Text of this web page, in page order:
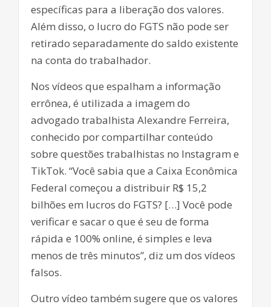
específicas para a liberação dos valores.
Além disso, o lucro do FGTS não pode ser
retirado separadamente do saldo existente
na conta do trabalhador.
Nos vídeos que espalham a informação
errônea, é utilizada a imagem do
advogado trabalhista Alexandre Ferreira,
conhecido por compartilhar conteúdo
sobre questões trabalhistas no Instagram e
TikTok. “Você sabia que a Caixa Econômica
Federal começou a distribuir R$ 15,2
bilhões em lucros do FGTS? […] Você pode
verificar e sacar o que é seu de forma
rápida e 100% online, é simples e leva
menos de três minutos”, diz um dos vídeos
falsos.
Outro vídeo também sugere que os valores